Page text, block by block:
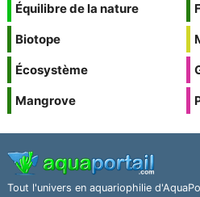
Équilibre de la nature
Biotope
Écosystème
Mangrove
Tout l'univers en aquariophilie